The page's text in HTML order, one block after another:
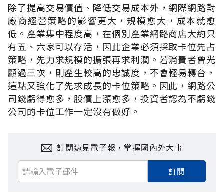
除了提高交易價值、降低交易成本外，網際網路對
廠商經營策略的影響更大，規模愈大，成本就愈
低。產業集中程度高，在個別產業網路商店大約只
有五、六家可以存活，因此企業必須採取卡位先占
策略，先力求規模的擴張再求利潤。若消費者曾光
顧過三次，則產生較高的忠誠度，不會輕易轉台，
這點又強化了先求成長的卡位策略。因此，網路公
司錢虧得愈多，股價上漲愈多，投資者認為不虧錢
公司的卡位工作一定沒有做好。
訂閱遠見電子報，掌握國內外大事
訂閱